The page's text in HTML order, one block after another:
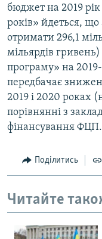
бюджет на 2019 рік
років» йдеться,
отримати 296,1
мільярдів
програму» на
передбачає
2019 і 2020 роках
порівнянні з
фінансування ФЦП.
Поділитись
Читайте